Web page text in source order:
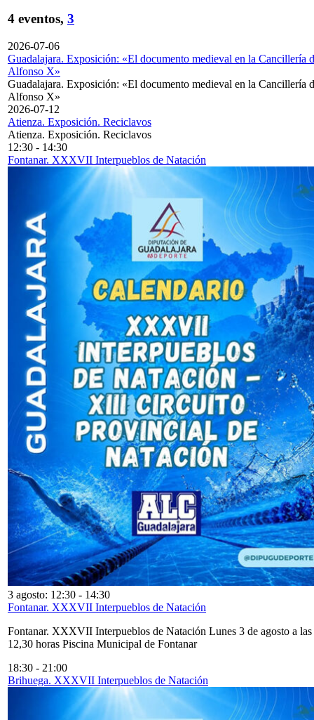
4 eventos, 3
2026-07-06
Guadalajara. Exposición: «El documento medieval en la Cancillería
Alfonso X»
Guadalajara. Exposición: «El documento medieval en la Cancillería
Alfonso X»
2026-07-12
Atienza. Exposición. Reciclavos
Atienza. Exposición. Reciclavos
12:30 - 14:30
Fontanar. XXXVII Interpueblos de Natación
3 agosto: 12:30 - 14:30
Fontanar. XXXVII Interpueblos de Natación
Fontanar. XXXVII Interpueblos de Natación Lunes 3 de agosto a las
12,30 horas Piscina Municipal de Fontanar
18:30 - 21:00
Brihuega. XXXVII Interpueblos de Natación